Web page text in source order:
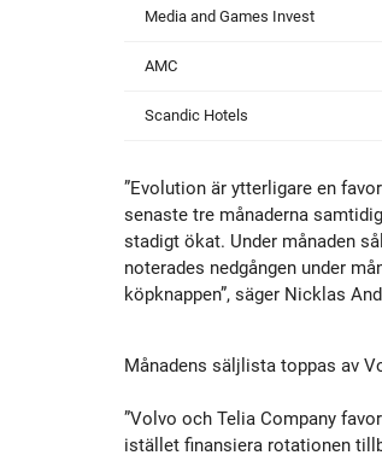
Media and Games Invest
AMC
Scandic Hotels
”Evolution är ytterligare en
senaste tre månaderna
stadigt ökat. Under månaden
noterades nedgången under
köpknappen”, säger Nicklas
Månadens säljlista toppas av
”Volvo och Telia Company
istället finansiera rotationen